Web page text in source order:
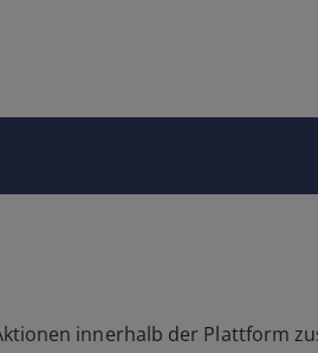
innerhalb der Plattform